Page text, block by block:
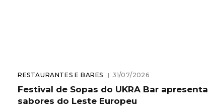
RESTAURANTES E BARES 31/07/2026
Festival de Sopas do UKRA Bar apresenta
sabores do Leste Europeu